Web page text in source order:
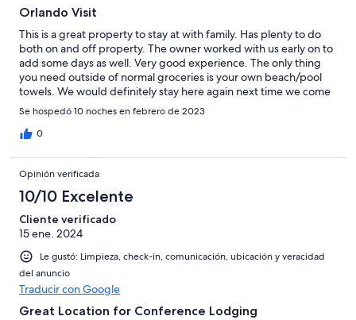
Orlando Visit
This is a great property to stay at with family. Has plenty to do
both on and off property. The owner worked with us early on to
add some days as well. Very good experience. The only thing
you need outside of normal groceries is your own beach/pool
towels. We would definitely stay here again next time we come
down.
Se hospedó 10 noches en febrero de 2023
0
Opinión verificada
10/10 Excelente
Cliente verificado
15 ene. 2024
Le gustó: Limpieza, check-in, comunicación, ubicación y veracidad
del anuncio
Traducir con Google
Great Location for Conference Lodging